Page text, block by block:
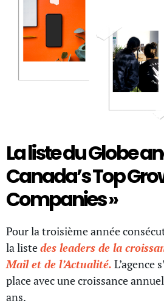
La liste du Globe
Canada’s Top
Companies »
Pour la troisième année
la listedes leaders de la
Mail et de l’Actualité. L’agence
place avec une croissance
ans.